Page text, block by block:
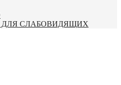
ДЛЯ СЛАБОВИДЯЩИХ